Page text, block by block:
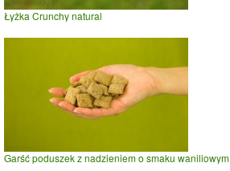
Łyżka Crunchy natural
Garść poduszek z nadzieniem o smaku waniliowym